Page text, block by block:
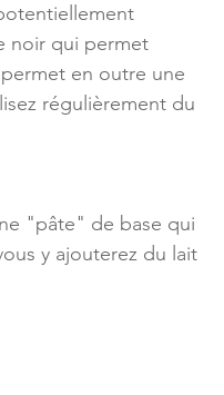
noir qui permet
en outre une
régulièrement du
"pâte" de base qui
y ajouterez du lait